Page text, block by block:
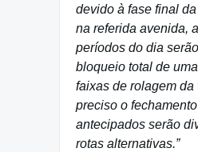
devido à fase final
na referida avenida,
períodos do dia
bloqueio total de
faixas de rolagem da
preciso o
antecipados serão
rotas alternativas.”